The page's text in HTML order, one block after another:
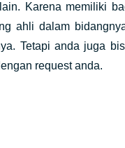
Karena memiliki
ahli dalam
Tetapi anda juga
request anda.